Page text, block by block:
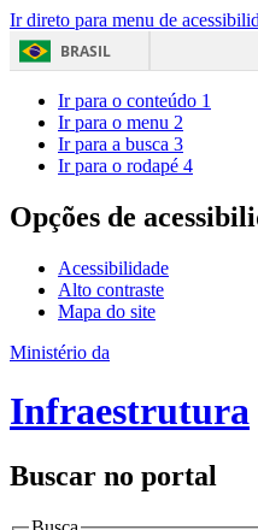
Ir direto para menu de
BRASIL
Ir para o conteúdo 1
Ir para o menu 2
Ir para a busca 3
Ir para o rodapé 4
Opções de
Acessibilidade
Alto contraste
Mapa do site
Ministério da
Infraestrutura
Buscar no portal